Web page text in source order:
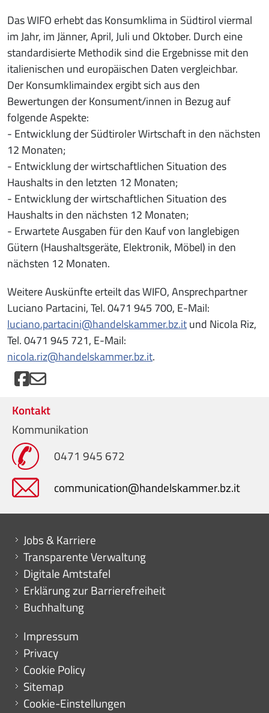
Das WIFO erhebt das Konsumklima in Südtirol viermal
im Jahr, im Jänner, April, Juli und Oktober. Durch eine
standardisierte Methodik sind die Ergebnisse mit den
italienischen und europäischen Daten vergleichbar.
Der Konsumklimaindex ergibt sich aus den
Bewertungen der Konsument/innen in Bezug auf
folgende Aspekte:
- Entwicklung der Südtiroler Wirtschaft in den nächsten
12 Monaten;
- Entwicklung der wirtschaftlichen Situation des
Haushalts in den letzten 12 Monaten;
- Entwicklung der wirtschaftlichen Situation des
Haushalts in den nächsten 12 Monaten;
- Erwartete Ausgaben für den Kauf von langlebigen
Gütern (Haushaltsgeräte, Elektronik, Möbel) in den
nächsten 12 Monaten.
Weitere Auskünfte erteilt das WIFO, Ansprechpartner
Luciano Partacini, Tel. 0471 945 700, E-Mail:
luciano.partacini@handelskammer.bz.itund Nicola Riz,
Tel. 0471 945 721, E-Mail:
nicola.riz@handelskammer.bz.it.
Kontakt
Kommunikation
0471 945 672
communication@handelskammer.bz.it
Mini menu di servizio
Jobs & Karriere
Transparente Verwaltung
Digitale Amtstafel
Erklärung zur Barrierefreiheit
Buchhaltung
Menu footer
Impressum
Privacy
Cookie Policy
Sitemap
Cookie-Einstellungen